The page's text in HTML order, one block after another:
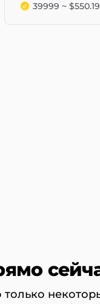
39999 ~ $550.19